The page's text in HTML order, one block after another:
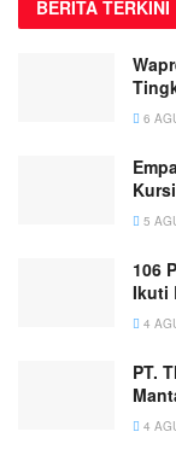
BERITA TERKINI
6
5
106
Ikuti
4
PT.
4